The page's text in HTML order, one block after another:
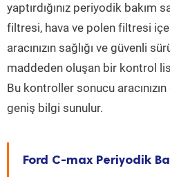
yaptırdığınız periyodik bakım
filtresi, hava ve polen filtresi
aracınızın sağlığı ve güvenli
maddeden oluşan bir kontrol
Bu kontroller sonucu
geniş bilgi sunulur.
Ford C-max Periyodik